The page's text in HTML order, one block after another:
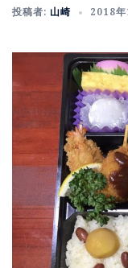
投稿者: 山崎 2018